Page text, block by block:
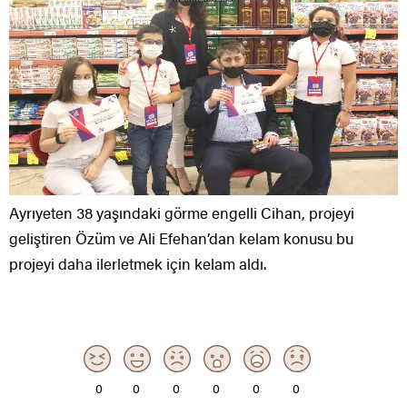
Ayrıyeten 38 yaşındaki görme engelli Cihan, projeyi
geliştiren Özüm ve Ali Efehan’dan kelam konusu bu
projeyi daha ilerletmek için kelam aldı.
0 0 0 0 0 0